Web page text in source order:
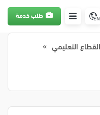
EN طلب خدمة
القطاع التعليمي